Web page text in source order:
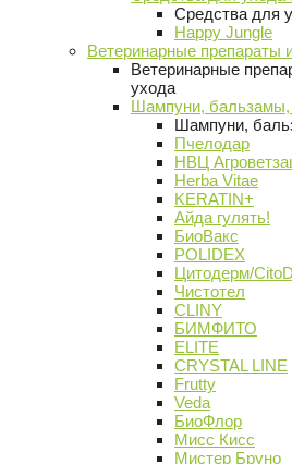
Средства для
Happy Jungle
Ветеринарные препараты
Ветеринарные
ухода
Шампуни, бальзамы,
Шампуни,
Пчелодар
НВЦ
Herba Vitae
KERATIN+
Айда гулять!
БиоВакс
POLIDEX
Цитодерм/
Чистотел
CLINY
БИМФИТО
ELITE
CRYSTAL LINE
Frutty
Veda
БиоФлор
Мисс Кисс
Мистер Бруно